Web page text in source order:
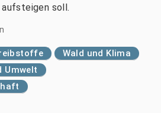
soll.
Wald und Klima
Umwelt